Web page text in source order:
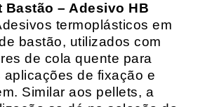
Bastão – Adesivo HB
termoplásticos em
bastão, utilizados com
de cola quente para
aplicações de fixação e
Similar aos pellets, a